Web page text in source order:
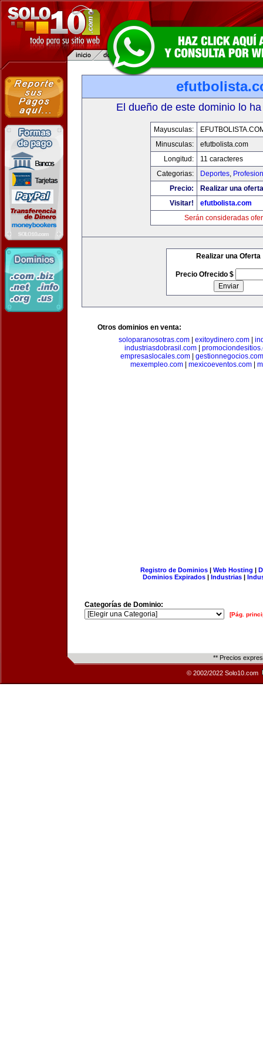
El dueño de este dominio lo
Mayusculas:
Minusculas:
efutbolista.com
Longitud:
11 caracteres
Categorias:
Deportes,
Precio:
Realizar una
Visitar!
efutbolista.com
Serán consideradas
Realizar una Oferta
Precio Ofrecido $
Otros dominios en venta:
soloparanosotras.com
exitoydinero.com
industriasdobrasil.com|
empresaslocales.com| gestionnegocios.com
mexempleo.com| mexicoeventos.com|
Registro de Dominios| Web Hosting |
Dominios Expirados | Industrias |
Categorías de Dominio:
[Pág.
** Precios
© 2002/2022 Solo10.com